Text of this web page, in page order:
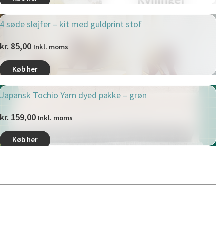
4 søde sløjfer – kit med guldprint stof
kr. 85,00 Inkl. moms
Køb her
Japansk Tochio Yarn dyed pakke – grøn
kr. 159,00 Inkl. moms
Køb her